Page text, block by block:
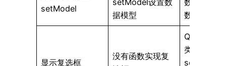
setModel
据模型
数设置数
显示复选框
没有函数实现复
类中的